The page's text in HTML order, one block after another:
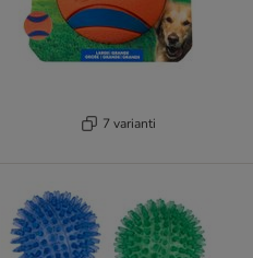
7 varianti